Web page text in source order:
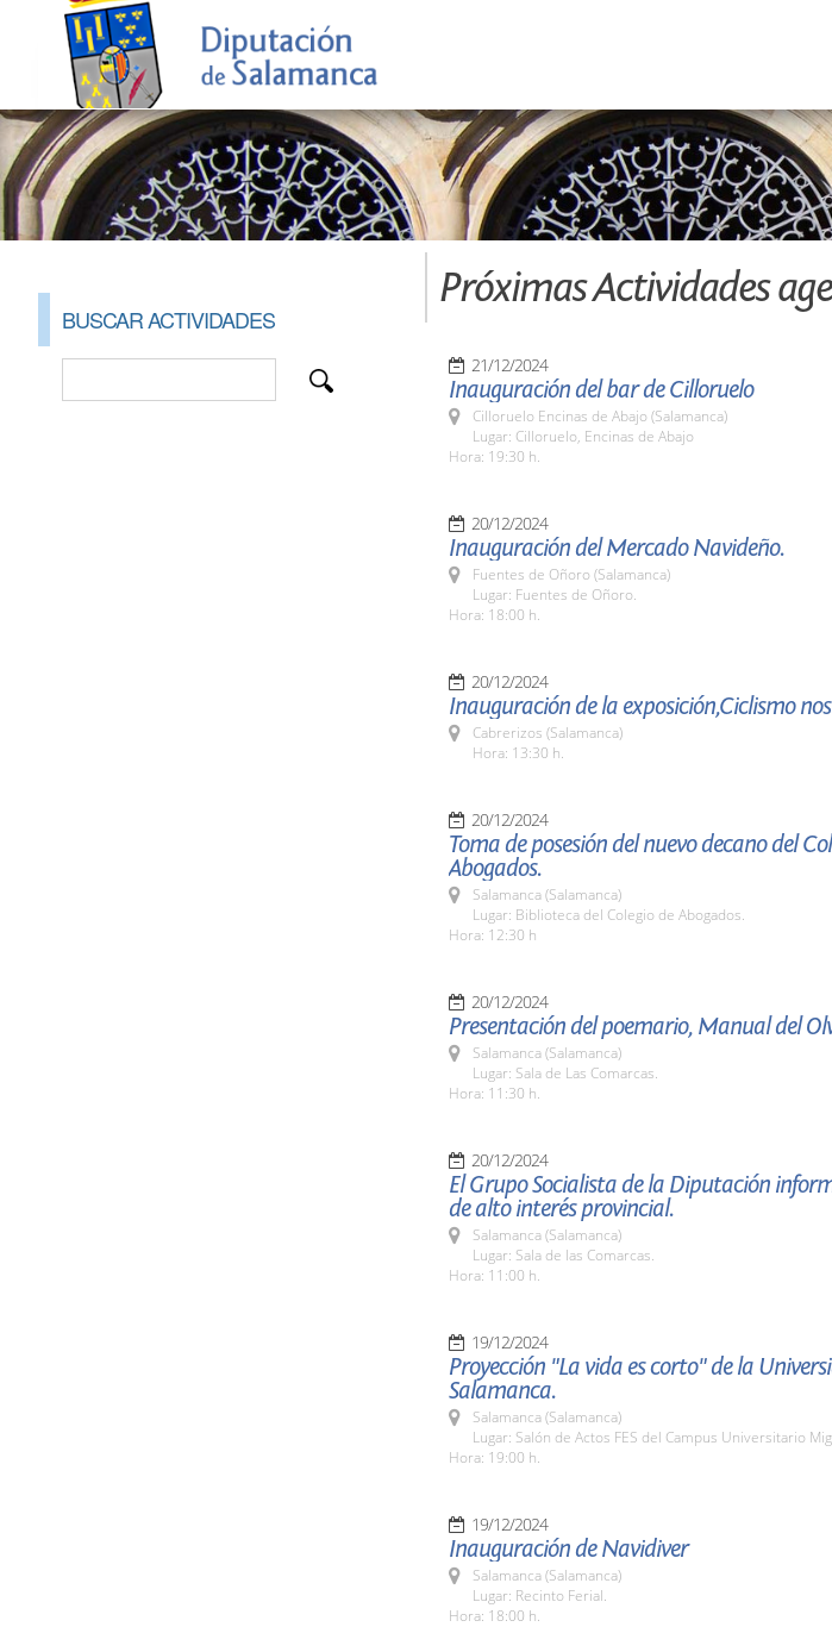
BUSCAR ACTIVIDADES
Próximas Actividades
21/12/2024
Inauguración del bar de Cilloruelo
Cilloruelo Encinas de Abajo (Salamanca)
Lugar: Cilloruelo, Encinas de Abajo
Hora: 19:30 h.
20/12/2024
Inauguración del Mercado Navideño.
Fuentes de Oñoro (Salamanca)
Lugar: Fuentes de Oñoro.
Hora: 18:00 h.
20/12/2024
Inauguración de la exposición,Ciclismo
Cabrerizos (Salamanca)
Hora: 13:30 h.
20/12/2024
Toma de posesión del nuevo decano del
Abogados.
Salamanca (Salamanca)
Lugar: Biblioteca del Colegio de Abogados.
Hora: 12:30 h
20/12/2024
Presentación del poemario, Manual del
Salamanca (Salamanca)
Lugar: Sala de Las Comarcas.
Hora: 11:30 h.
20/12/2024
El Grupo Socialista de la Diputación
de alto interés provincial.
Salamanca (Salamanca)
Lugar: Sala de las Comarcas.
Hora: 11:00 h.
19/12/2024
Proyección "La vida es corto" de la
Salamanca.
Salamanca (Salamanca)
Lugar: Salón de Actos FES del Campus Universitario
Hora: 19:00 h.
19/12/2024
Inauguración de Navidiver
Salamanca (Salamanca)
Lugar: Recinto Ferial.
Hora: 18:00 h.